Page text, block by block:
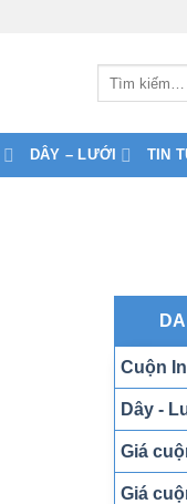
DÂY – LƯỚI TIN
Cuộn
Dây -
Giá
Giá